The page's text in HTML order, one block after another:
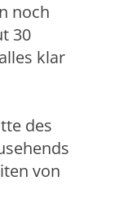
noch
30
klar
des
von